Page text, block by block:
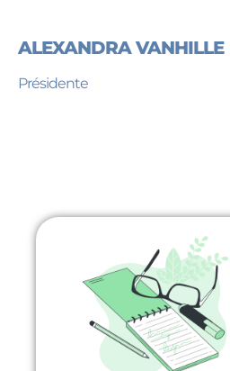
ALEXANDRA VANHILLE
Présidente